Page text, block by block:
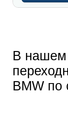
В нашем
BMW